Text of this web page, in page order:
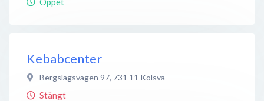
Kebabcenter
Bergslagsvägen 97, 731 11 Kolsva
Stängt